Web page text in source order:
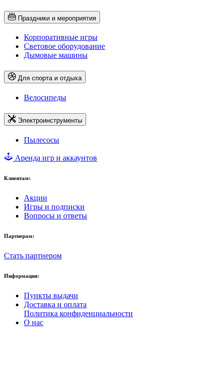
Праздники и мероприятия
Корпоративные игры
Световое оборудование
Дымовые машины
Для спорта и отдыха
Велосипеды
Электроинструменты
Пылесосы
Аренда игр и аккаунтов
Клиентам:
Акции
Игры и подписки
Вопросы и ответы
Партнерам:
Стать партнером
Информация:
Пункты выдачи
Доставка и оплата
Политика конфиденциальности
О нас